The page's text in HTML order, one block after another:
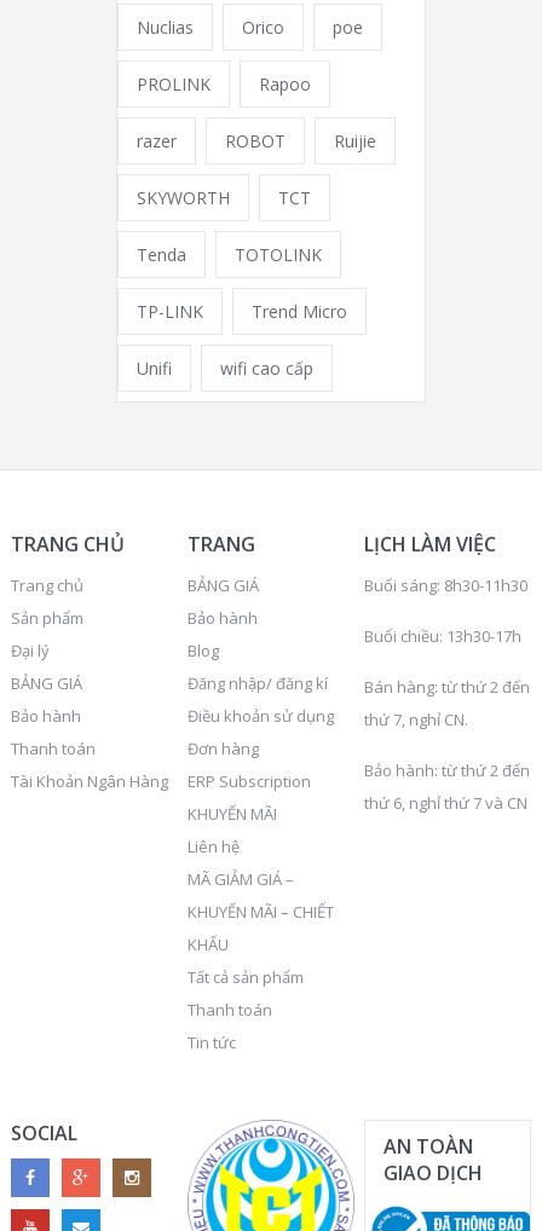
Nuclias Orico poe
PROLINK Rapoo
razer ROBOT Ruijie
SKYWORTH TCT
Tenda TOTOLINK
TP-LINK Trend Micro
Unifi wifi cao cấp
TRANG CHỦ
Trang chủ
Sản phẩm
Đại lý
BẢNG GIÁ
Bảo hành
Thanh toán
Tài Khoản Ngân Hàng
TRANG
BẢNG GIÁ
Bảo hành
Blog
Đăng nhập/ đăng kí
Điều khoản sử dụng
Đơn hàng
ERP Subscription
KHUYẾN MÃI
Liên hệ
MÃ GIẢM GIÁ –
KHUYẾN MÃI – CHIẾT
KHẤU
Tất cả sản phẩm
Thanh toán
Tin tức
LỊCH LÀM VIỆC
Buổi sáng: 8h30-11h30
Buổi chiều: 13h30-17h
Bán hàng: từ thứ 2 đến
thứ 7, nghỉ CN.
Bảo hành: từ thứ 2 đến
thứ 6, nghỉ thứ 7 và CN
SOCIAL
AN TOÀN
GIAO DỊCH